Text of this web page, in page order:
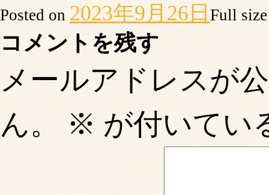
Posted on 2023年9月26日 Full
コメントを残す
メールアドレスが
ん。
※ が付いてい